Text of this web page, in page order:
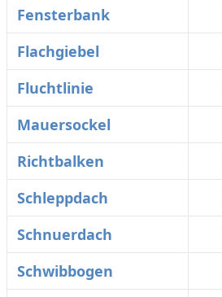
Fensterbank
Flachgiebel
Fluchtlinie
Mauersockel
Richtbalken
Schleppdach
Schnuerdach
Schwibbogen